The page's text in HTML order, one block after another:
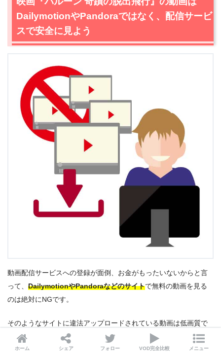
DailymotionやPandoraではなく、配信サービ
スで安全に見よう
動画配信サービスへの登録が面倒、お金がもったいないからと言
って、 DailymotionやPandoraなどのサイトで無料の動画を見る
のは絶対にNGです。
そのようなサイトに違法アップロードされている動画は低画質で
止まることも多いですし、見ようとしてクリックしているうちに
個人情報漏えいやコンピューターウイルスへの感染の危険性もあ
ホーム シェア フォロー VOD完全比較 メニュー